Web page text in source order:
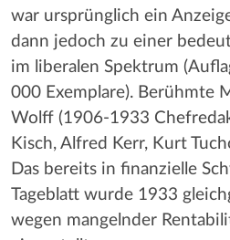
war ursprünglich ein
dann jedoch zu einer
im liberalen Spektrum
000 Exemplare). Berühmte
Wolff (1906-1933
Kisch, Alfred Kerr, Kurt
Das bereits in finanzielle
Tageblatt wurde 1933
wegen mangelnder